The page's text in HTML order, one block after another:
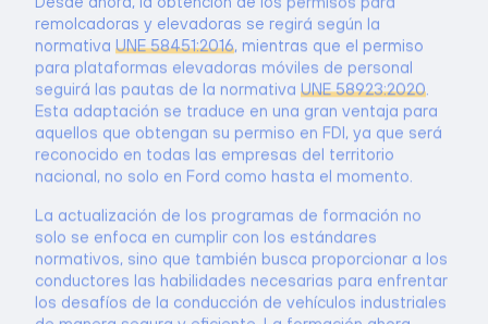
remolcadoras y elevadoras se regirá según la
normativaUNE 58451:2016, mientras que el permiso
para plataformas elevadoras móviles de personal
seguirá las pautas de la normativaUNE 58923:2020
Esta adaptación se traduce en una gran ventaja para
aquellos que obtengan su permiso en FDI, ya que será
reconocido en todas las empresas del territorio
nacional, no solo en Ford como hasta el momento.
solo se enfoca en cumplir con los estándares
normativos, sino que también busca proporcionar a los
conductores las habilidades necesarias para enfrentar
los desafíos de la conducción de vehículos industriales
de manera segura y eficiente. La formación ahora